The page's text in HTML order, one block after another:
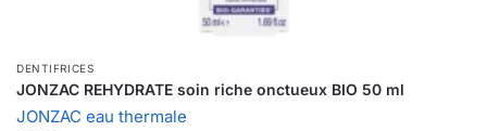
DENTIFRICES
JONZAC REHYDRATE soin riche onctueux BIO 50 ml
JONZAC eau thermale